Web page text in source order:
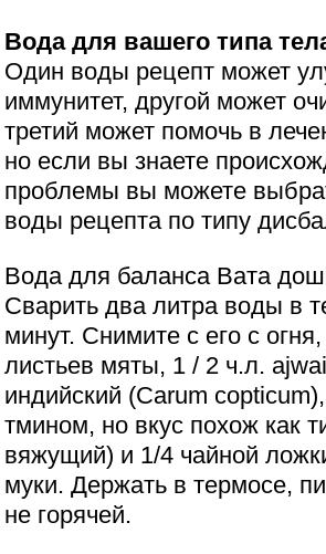
Вода для вашего типа
Один воды рецепт может
иммунитет, другой может
третий может помочь в
но если вы знаете
проблемы вы можете
воды рецепта по типу
Вода для баланса Вата
Сварить два литра воды в
минут. Снимите с его с
листьев мяты, 1 / 2 ч.л.
индийский (Carum
тмином, но вкус похож как
вяжущий) и 1/4 чайной
муки. Держать в термосе,
не горячей.